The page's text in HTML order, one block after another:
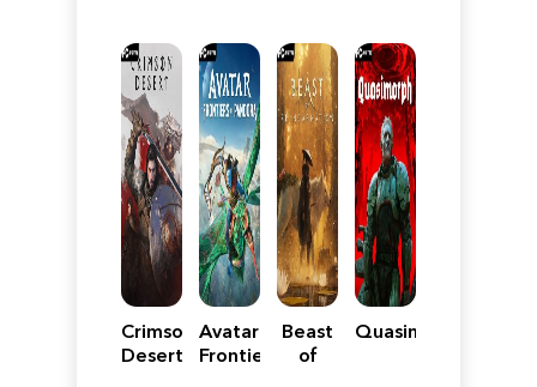
Crimson
Desert
Avatar:
Frontiers
Beast
of
Quasimorph